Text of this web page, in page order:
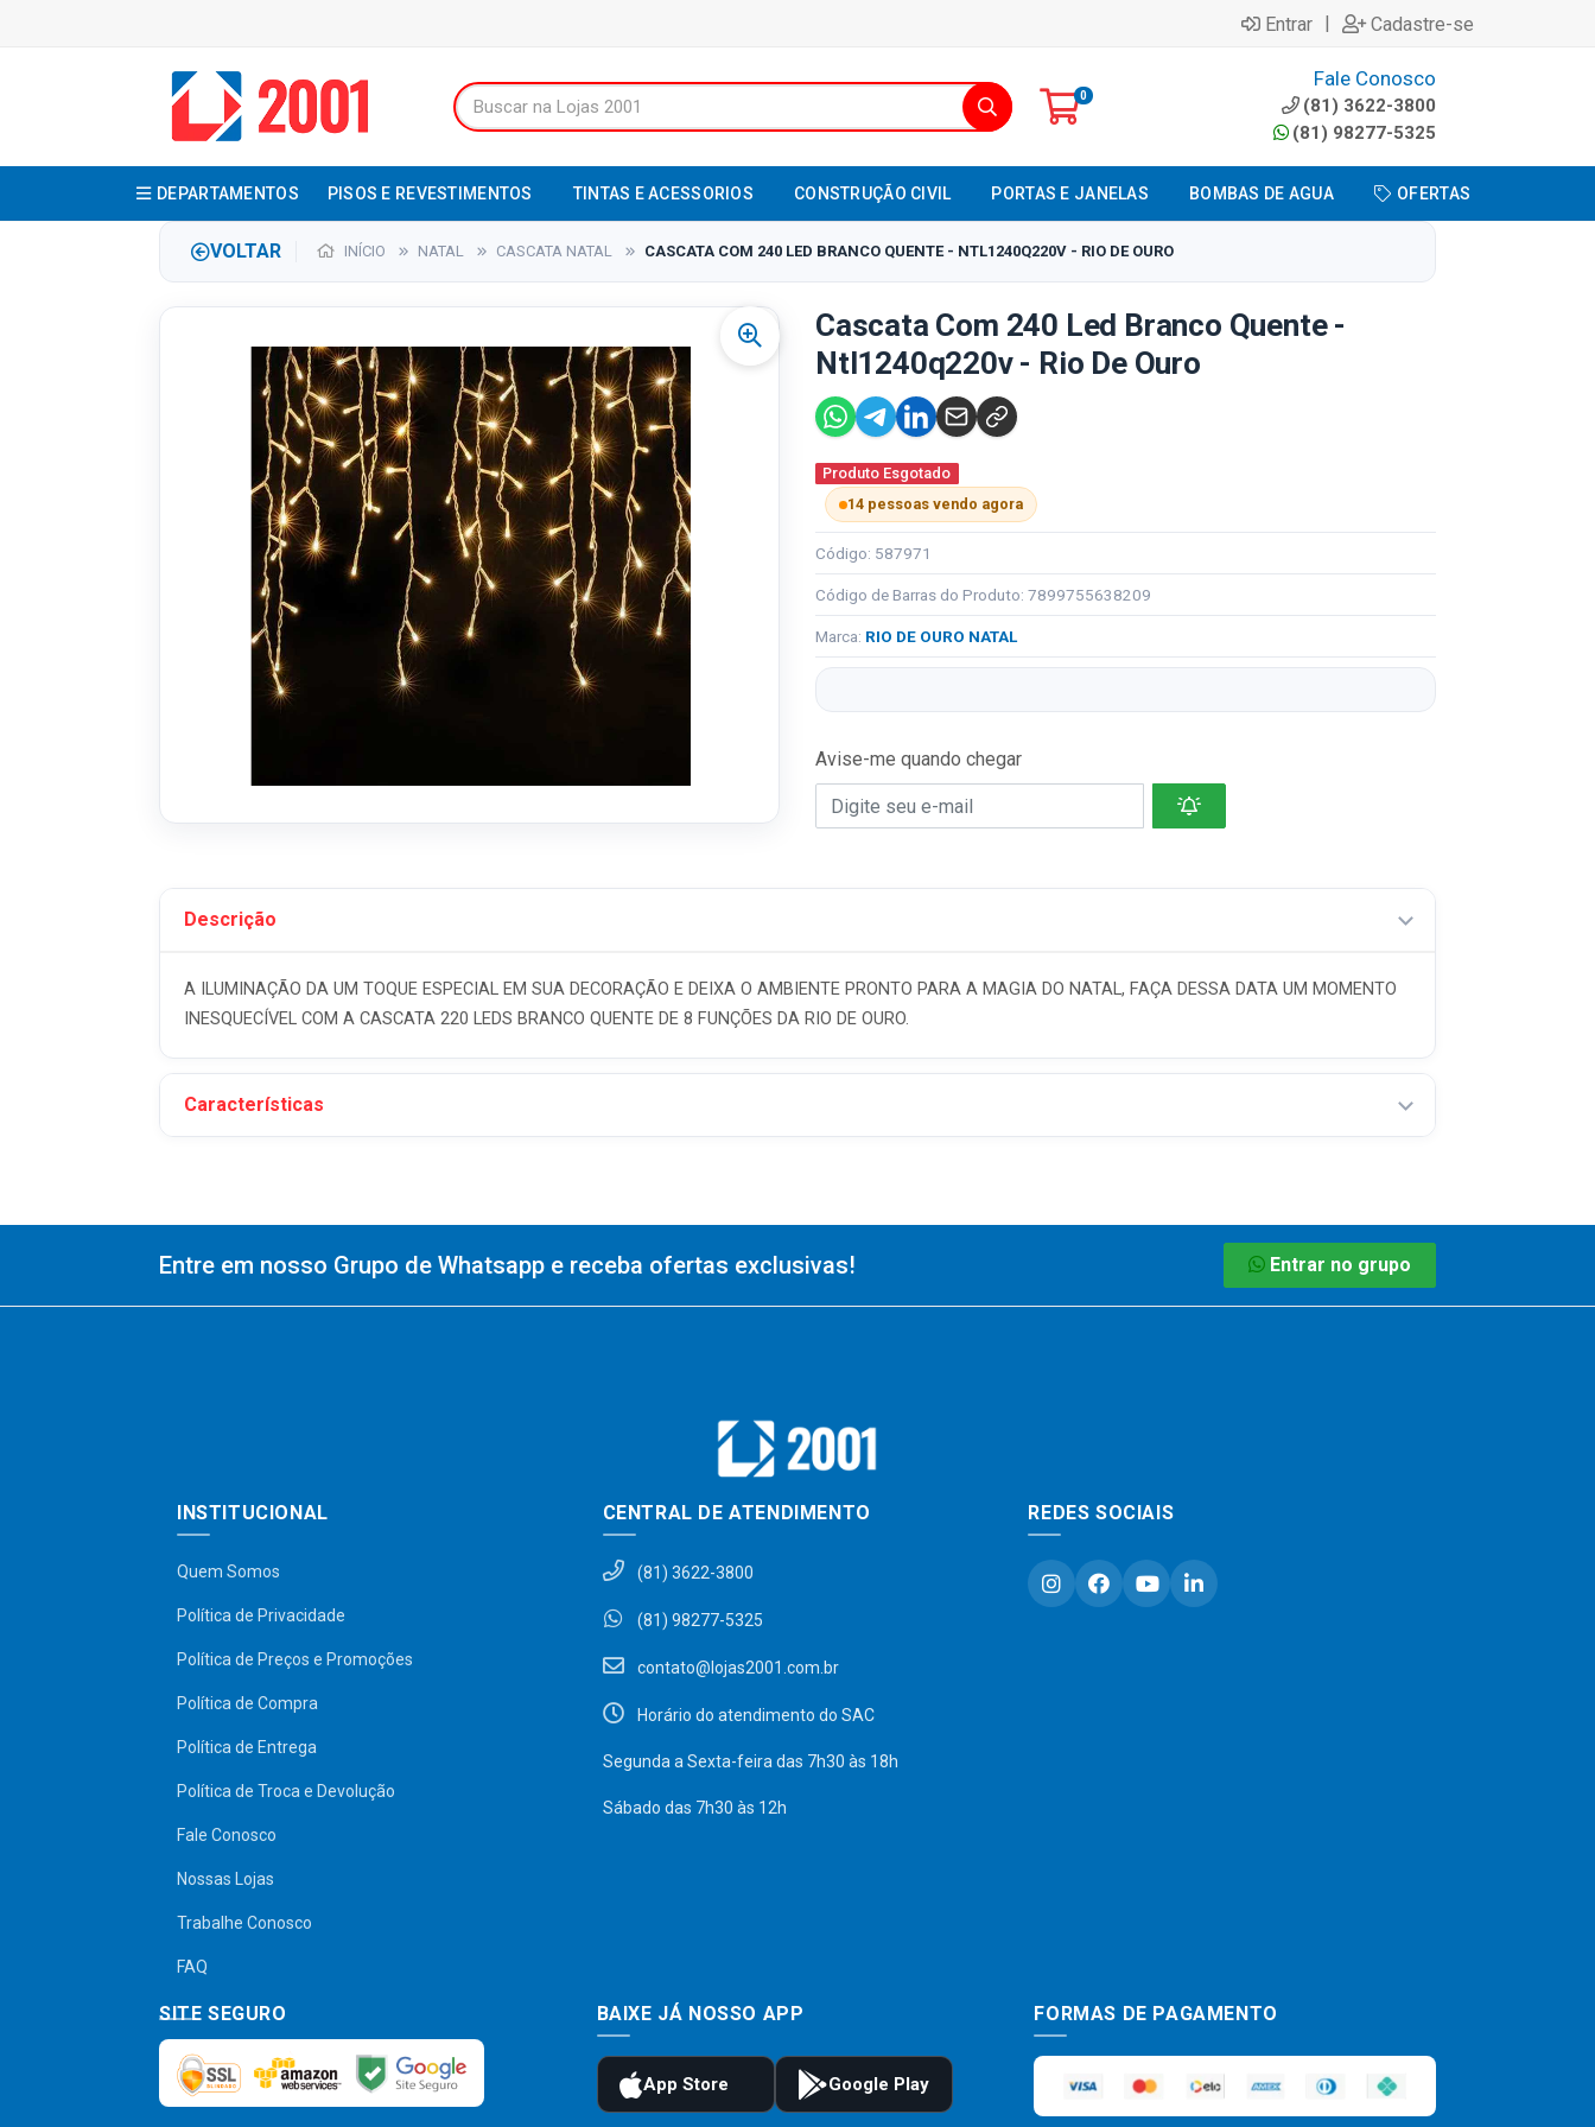
Entrar | Cadastre-se
0
Fale Conosco
(81) 3622-3800
(81) 98277-5325
DEPARTAMENTOS PISOS E REVESTIMENTOS TINTAS E ACESSORIOS CONSTRUÇÃO CIVIL PORTAS E JANELAS BOMBAS DE AGUA OFERTAS
VOLTAR INÍCIO NATAL CASCATA NATAL CASCATA COM 240 LED BRANCO QUENTE - NTL1240Q220V - RIO DE OURO
Cascata Com 240 Led Branco Quente -
Ntl1240q220v - Rio De Ouro
Produto Esgotado
14 pessoas vendo agora
Código: 587971
Código de Barras do Produto: 7899755638209
Marca: RIO DE OURO NATAL
Avise-me quando chegar
Descrição
A ILUMINAÇÃO DA UM TOQUE ESPECIAL EM SUA DECORAÇÃO E DEIXA O AMBIENTE PRONTO PARA A MAGIA DO NATAL, FAÇA DESSA DATA UM MOMENTO
INESQUECÍVEL COM A CASCATA 220 LEDS BRANCO QUENTE DE 8 FUNÇÕES DA RIO DE OURO.
Características
Entre em nosso Grupo de Whatsapp e receba ofertas exclusivas! Entrar no grupo
INSTITUCIONAL
Quem Somos
Política de Privacidade
Política de Preços e Promoções
Política de Compra
Política de Entrega
Política de Troca e Devolução
Fale Conosco
Nossas Lojas
Trabalhe Conosco
FAQ
CENTRAL DE ATENDIMENTO
(81) 3622-3800
(81) 98277-5325
contato@lojas2001.com.br
Horário do atendimento do SAC
Segunda a Sexta-feira das 7h30 às 18h
Sábado das 7h30 às 12h
REDES SOCIAIS
SITE SEGURO BAIXE JÁ NOSSO APP FORMAS DE PAGAMENTO